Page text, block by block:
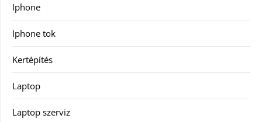
Iphone
Iphone tok
Kertépítés
Laptop
Laptop szerviz